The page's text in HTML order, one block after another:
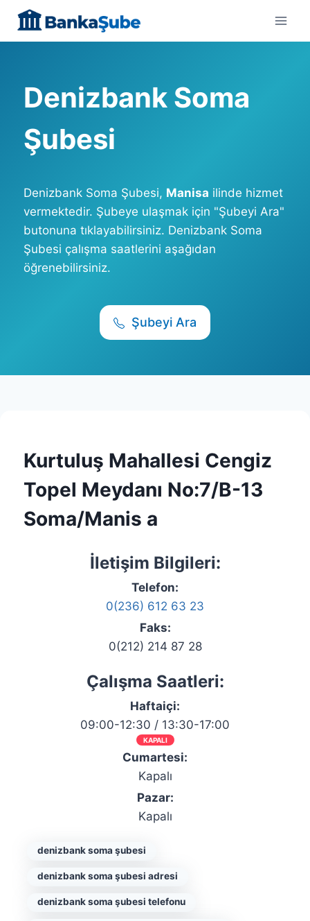
content
Denizbank Soma
Şubesi
Denizbank Soma Şubesi, Manisa ilinde hizmet
vermektedir. Şubeye ulaşmak için "Şubeyi Ara"
butonuna tıklayabilirsiniz. Denizbank Soma
Şubesi çalışma saatlerini aşağıdan
öğrenebilirsiniz.
Şubeyi Ara
Kurtuluş Mahallesi Cengiz
Topel Meydanı No:7/B-13
Soma/Manis a
İletişim Bilgileri:
Telefon:
0(236) 612 63 23
Faks:
0(212) 214 87 28
Çalışma Saatleri:
Haftaiçi:
09:00-12:30 / 13:30-17:00
KAPALI
Cumartesi:
Kapalı
Pazar:
Kapalı
denizbank soma şubesi
denizbank soma şubesi adresi
denizbank soma şubesi telefonu